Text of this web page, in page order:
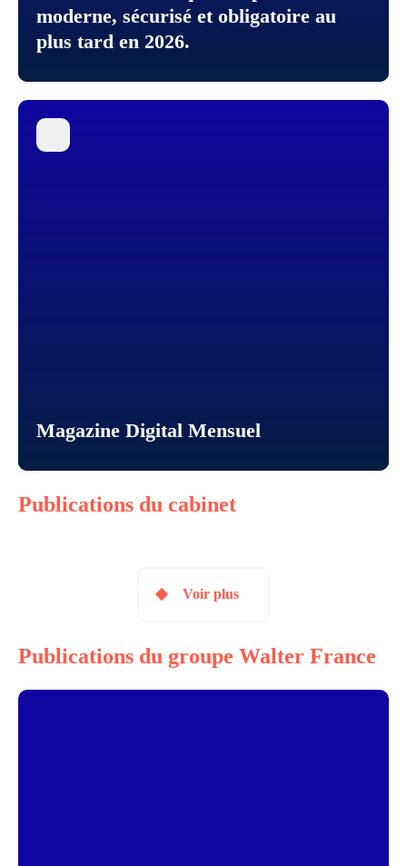
moderne, sécurisé et obligatoire au
plus tard en 2026.
Magazine Digital Mensuel
Publications du cabinet
Voir plus
Publications du groupe Walter France